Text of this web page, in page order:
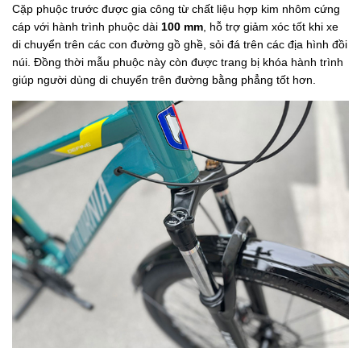
Cặp phuộc trước được gia công từ chất liệu hợp kim nhôm cứng
cáp với hành trình phuộc dài 100 mm, hỗ trợ giảm xóc tốt khi xe
di chuyển trên các con đường gồ ghề, sỏi đá trên các địa hình đồi
núi. Đồng thời mẫu phuộc này còn được trang bị khóa hành trình
giúp người dùng di chuyển trên đường bằng phẳng tốt hơn.